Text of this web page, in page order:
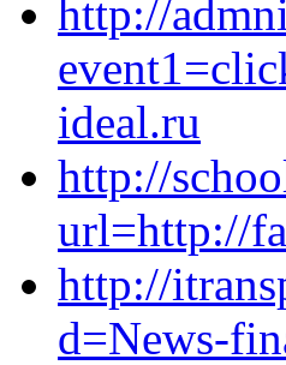
http://
ideal.ru
http://
url=http://
http://
d=News-